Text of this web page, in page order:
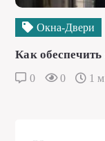
Окна-Двери
Как
0 0 1